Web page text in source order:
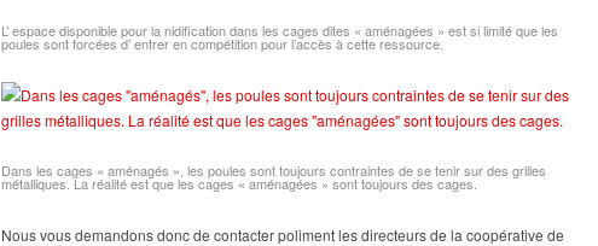
L’ espace disponible pour la nidification dans les cages dites « aménagées » est si limité que les
poules sont forcées d’ entrer en compétition pour l’accès à cette ressource.
Dans les cages « aménagés », les poules sont toujours contraintes de se tenir sur des grilles
métalliques. La réalité est que les cages « aménagées » sont toujours des cages.
Nous vous demandons donc de contacter poliment les directeurs de la coopérative de